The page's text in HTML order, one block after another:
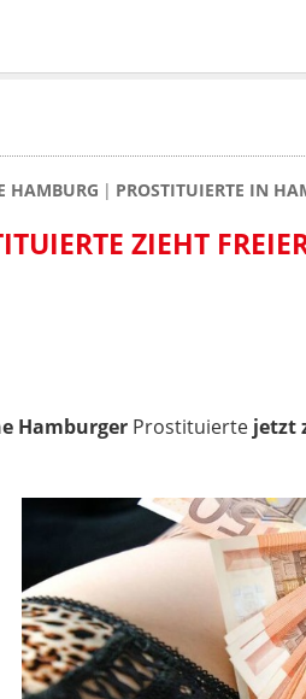
HAMBURG PROSTITUIERTE IN
ZIEHT
Hamburger Prostituierte jetzt